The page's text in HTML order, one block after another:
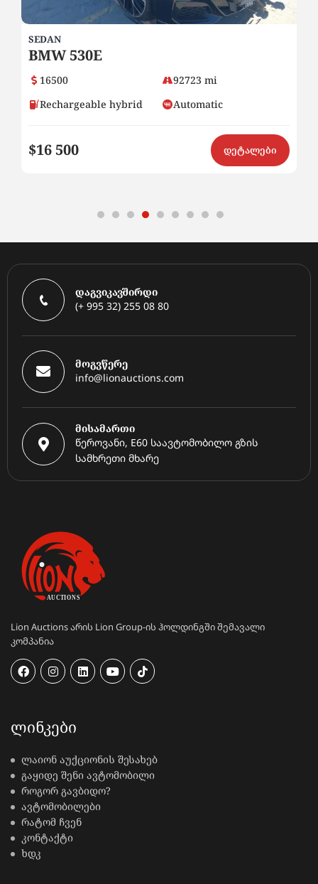
SEDAN
BMW 530E
16500
92723 mi
Rechargeable hybrid
Automatic
$16 500 დეტალები
დაგვიკავშირდი
(+ 995 32) 255 08 80
მოგვწერე
info@lionauctions.com
მისამართი
წეროვანი, E60 საავტომობილო გზის
სამხრეთი მხარე
Lion Auctions არის Lion Group-ის ჰოლდინგში შემავალი
კომპანია
ᲚᲘᲜᲙᲔᲑᲘ
ლაიონ აუქციონის შესახებ
გაყიდე შენი ავტომობილი
როგორ გავბიდო?
ავტომობილები
რატომ ჩვენ
კონტაქტი
ხდკ